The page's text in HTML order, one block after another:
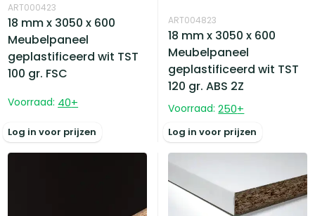
ART000423
18 mm x 3050 x 600
Meubelpaneel
geplastificeerd wit TST
100 gr. FSC
Voorraad: 40+
Log in voor prijzen
ART004823
18 mm x 3050 x 600
Meubelpaneel
geplastificeerd wit TST
120 gr. ABS 2Z
Voorraad: 250+
Log in voor prijzen